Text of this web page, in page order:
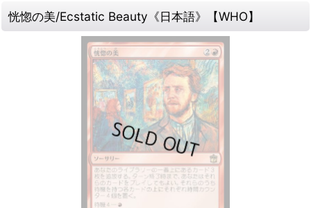
恍惚の美/Ecstatic Beauty《日本語》【WHO】